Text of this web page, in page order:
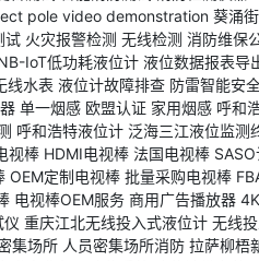
pole video demonstration 葵涌
试 火灾报警检测 无线检测 消防维保
IoT低功耗液位计 液位数据报表导
线水表 液位计故障排查 防雷智能安
单一烟感 欧盟认证 家用烟感 呼和
呼和浩特液位计 泛海三江液位监测
视棒 HDMI电视棒 法国电视棒
OEM定制电视棒 批量采购电视棒
电视棒OEM服务 商用广告播放器
仪 重庆江北无线投入式液位计 无线
集场所 人员密集场所消防 拉萨柳梧